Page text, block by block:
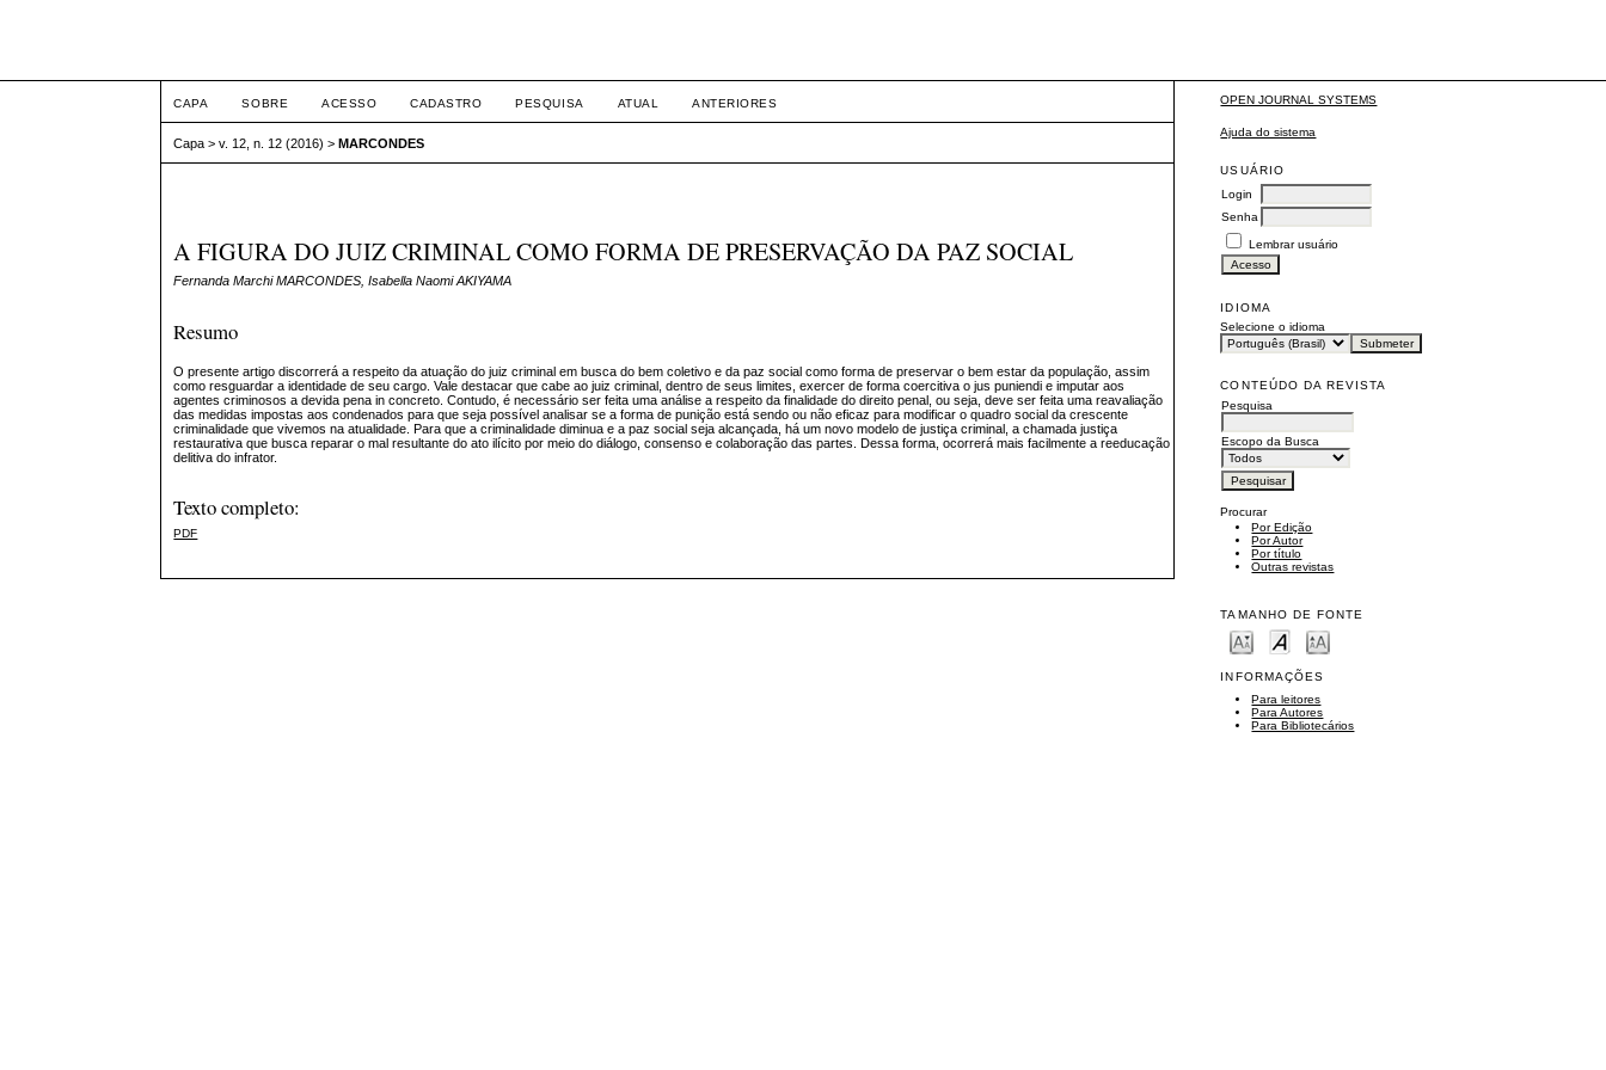
OPEN JOURNAL SYSTEMS
Ajuda do sistema
USUÁRIO
Login
Senha
Lembrar usuário
IDIOMA
Selecione o idioma
CONTEÚDO DA REVISTA
Pesquisa
Escopo da Busca
Procurar
Por Edição
Por Autor
Por título
Outras revistas
TAMANHO DE FONTE
INFORMAÇÕES
Para leitores
Para Autores
Para Bibliotecários
CAPA SOBRE ACESSO CADASTRO PESQUISA ATUAL ANTERIORES
Capa >v. 12, n. 12 (2016) >MARCONDES
A FIGURA DO JUIZ CRIMINAL COMO FORMA DE PRESERVAÇÃO DA PAZ SOCIAL
Fernanda Marchi MARCONDES, Isabella Naomi AKIYAMA
Resumo
O presente artigo discorrerá a respeito da atuação do juiz criminal em busca do bem coletivo e da paz social como forma de preservar o bem estar da população, assim
como resguardar a identidade de seu cargo. Vale destacar que cabe ao juiz criminal, dentro de seus limites, exercer de forma coercitiva o jus puniendi e imputar aos
agentes criminosos a devida pena in concreto. Contudo, é necessário ser feita uma análise a respeito da finalidade do direito penal, ou seja, deve ser feita uma reavaliação
das medidas impostas aos condenados para que seja possível analisar se a forma de punição está sendo ou não eficaz para modificar o quadro social da crescente
criminalidade que vivemos na atualidade. Para que a criminalidade diminua e a paz social seja alcançada, há um novo modelo de justiça criminal, a chamada justiça
restaurativa que busca reparar o mal resultante do ato ilícito por meio do diálogo, consenso e colaboração das partes. Dessa forma, ocorrerá mais facilmente a reeducação
delitiva do infrator.
Texto completo:
PDF